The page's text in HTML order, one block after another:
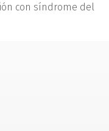
con síndrome del